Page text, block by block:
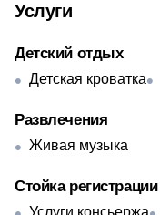
Услуги
Детский отдых
Детская кроватка
Развлечения
Живая музыка
Стойка регистрации
Услуги консьержа